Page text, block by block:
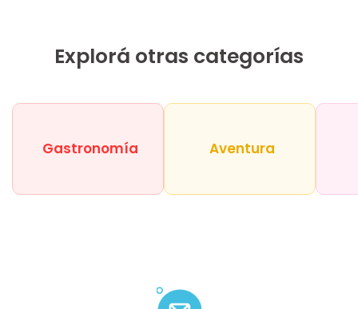
Explorá otras categorías
Gastronomía Aventura